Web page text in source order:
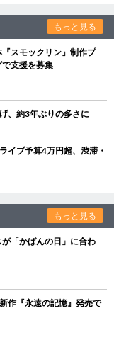
もっと見る
スモックリン』制作プ
支援を募集
、約3年ぶりの多さに
イブ予算4万円超、渋滞・
もっと見る
「かばんの日」に合わ
作『永遠の記憶』発売で